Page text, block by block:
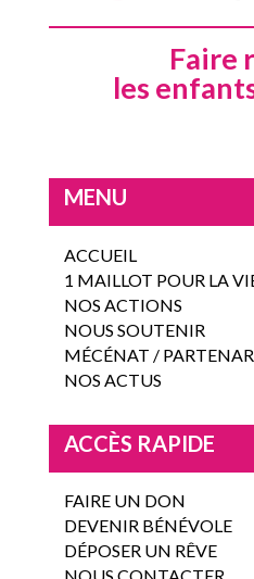
Faire
les
MENU
ACCUEIL
1 MAILLOT POUR LA
NOS ACTIONS
NOUS SOUTENIR
MÉCÉNAT /
NOS ACTUS
ACCÈS RAPIDE
FAIRE UN DON
DEVENIR BÉNÉVOLE
DÉPOSER UN RÊVE